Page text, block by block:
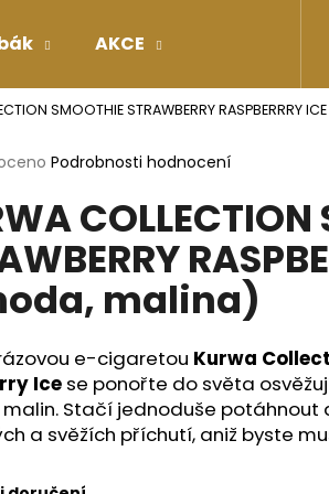
AKCE Doplňky
SMOOTHIE STRAWBERRY RASPBERRRY
Podrobnosti hodnocení
COLLECTION
malina)
e-cigaretou Kurwa
Ice se ponořte do světa
Stačí jednoduše potáhnout
a svěžích příchutí, aniž byste